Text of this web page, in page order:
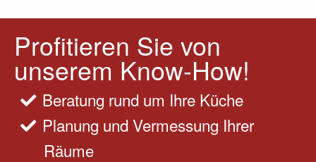
Profitieren Sie von
unserem Know-How!
Beratung rund um Ihre Küche
Planung und Vermessung Ihrer
Räume